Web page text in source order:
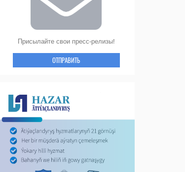
Присылайте свои пресс-релизы!
ОТПРАВИТЬ